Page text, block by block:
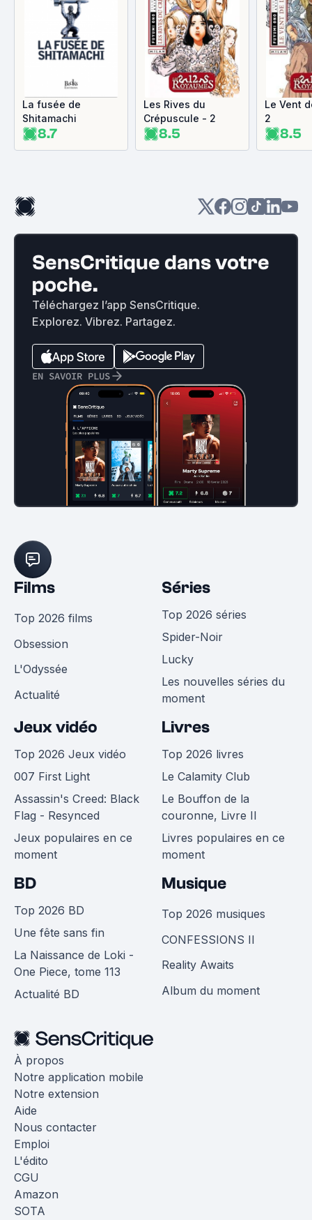
La fusée de
Shitamachi
8.7
Les Rives du
Crépuscule - 2
8.5
Le Vent
2
8.5
SensCritique dans votre
poche.
Téléchargez l’app SensCritique.
Explorez. Vibrez. Partagez.
EN SAVOIR PLUS
Films
Top 2026 films
Obsession
L'Odyssée
Actualité
Séries
Top 2026 séries
Spider-Noir
Lucky
Les nouvelles séries du
moment
Jeux vidéo
Top 2026 Jeux vidéo
007 First Light
Assassin's Creed: Black
Flag - Resynced
Jeux populaires en ce
moment
Livres
Top 2026 livres
Le Calamity Club
Le Bouffon de la
couronne, Livre II
Livres populaires en ce
moment
BD
Top 2026 BD
Une fête sans fin
La Naissance de Loki -
One Piece, tome 113
Actualité BD
Musique
Top 2026 musiques
CONFESSIONS II
Reality Awaits
Album du moment
À propos
Notre application mobile
Notre extension
Aide
Nous contacter
Emploi
L'édito
CGU
Amazon
SOTA